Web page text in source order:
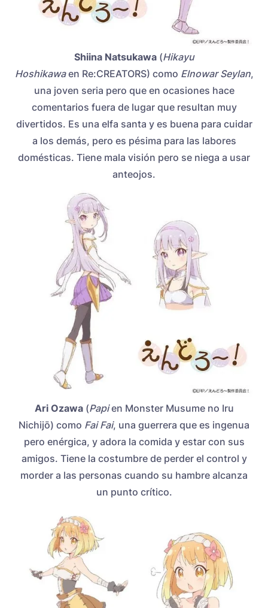
Shiina Natsukawa (Hikayu
Hoshikawaen Re:CREATORS) como Elnowar Seylan,
una joven seria pero que en ocasiones hace
comentarios fuera de lugar que resultan muy
divertidos. Es una elfa santa y es buena para cuidar
a los demás, pero es pésima para las labores
domésticas. Tiene mala visión pero se niega a usar
anteojos.
Ari Ozawa(Papien Monster Musume no Iru
Nichijō) como Fai Fai, una guerrera que es ingenua
pero enérgica, y adora la comida y estar con sus
amigos. Tiene la costumbre de perder el control y
morder a las personas cuando su hambre alcanza
un punto crítico.